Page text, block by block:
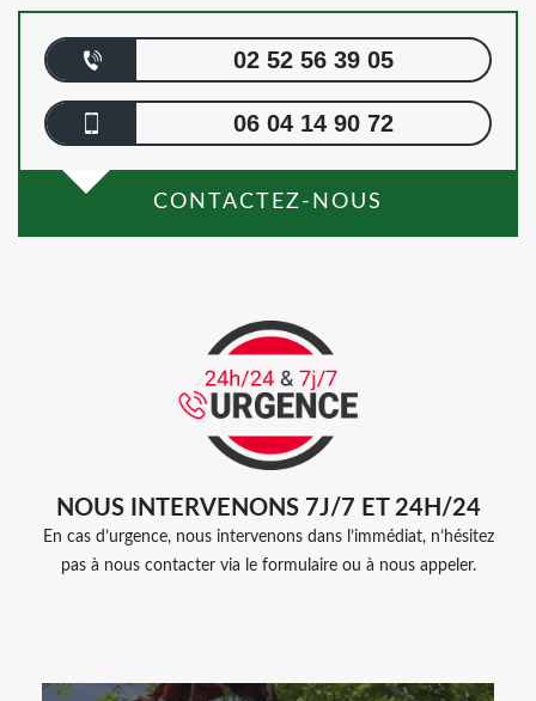
02 52 56 39 05
06 04 14 90 72
CONTACTEZ-NOUS
NOUS INTERVENONS 7J/7 ET 24H/24
En cas d’urgence, nous intervenons dans l’immédiat, n’hésitez
pas à nous contacter via le formulaire ou à nous appeler.